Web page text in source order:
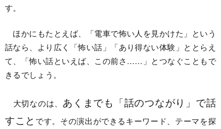
す。
ほかにもたとえば、「電車で怖い人を見かけた」という
話なら、より広く「怖い話」「あり得ない体験」ととらえ
て、「怖い話といえば、この前さ……」とつなぐこともで
きるでしょう。
大切なのは、 あくまでも「話のつながり」で話
すこと です。その演出ができるキーワード、テーマを探